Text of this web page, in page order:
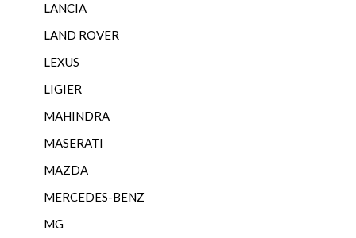
LANCIA
LAND ROVER
LEXUS
LIGIER
MAHINDRA
MASERATI
MAZDA
MERCEDES-BENZ
MG